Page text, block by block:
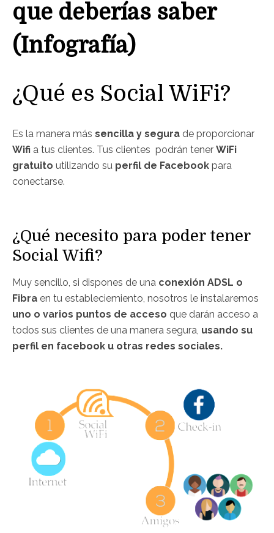
que deberías saber
(Infografía)
¿Qué es Social WiFi?
Es la manera más sencilla y segura de proporcionar
Wifi a tus clientes. Tus clientes podrán tener WiFi
gratuito utilizando su perfil de Facebook para
conectarse.
¿Qué necesito para poder tener
Social Wifi?
Muy sencillo, si dispones de una conexión ADSL o
Fibra en tu estableciemiento, nosotros le instalaremos
uno o varios puntos de acceso que darán acceso a
todos sus clientes de una manera segura, usando su
perfil en facebook u otras redes sociales.